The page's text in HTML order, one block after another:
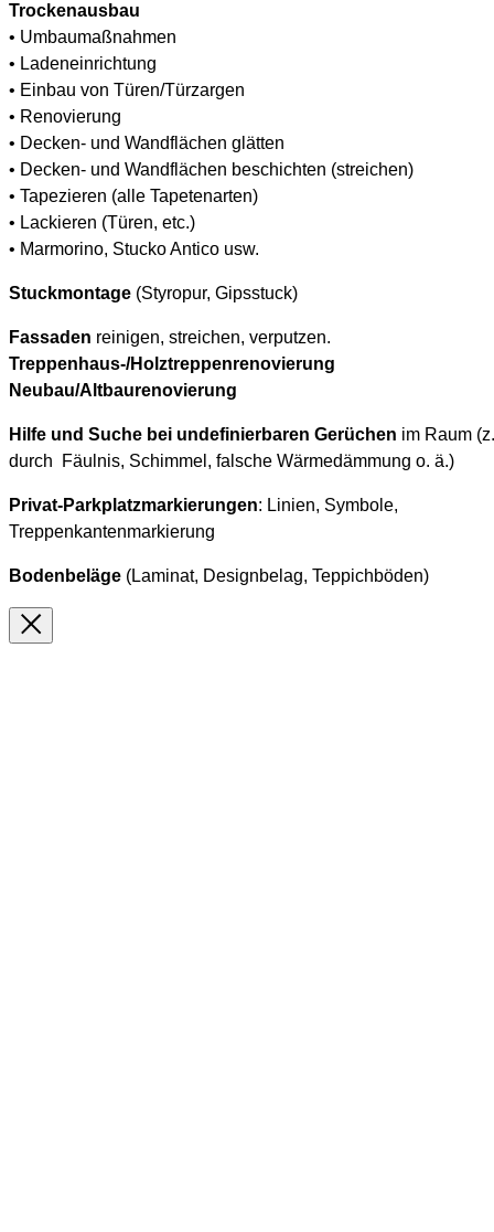
Trockenausbau
• Umbaumaßnahmen
• Ladeneinrichtung
• Einbau von Türen/Türzargen
• Renovierung
• Decken- und Wandflächen glätten
• Decken- und Wandflächen beschichten (streichen)
• Tapezieren (alle Tapetenarten)
• Lackieren (Türen, etc.)
• Marmorino, Stucko Antico usw.
Stuckmontage (Styropur, Gipsstuck)
Fassaden reinigen, streichen, verputzen.
Treppenhaus-/Holztreppenrenovierung
Neubau/Altbaurenovierung
Hilfe und Suche bei undefinierbaren Gerüchen im Raum
durch Fäulnis, Schimmel, falsche Wärmedämmung o. ä.)
Privat-Parkplatzmarkierungen: Linien, Symbole,
Treppenkantenmarkierung
Bodenbeläge (Laminat, Designbelag, Teppichböden)